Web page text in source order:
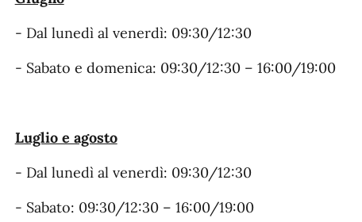
- Dal lunedì al venerdì: 09:30/12:30
- Sabato e domenica: 09:30/12:30 – 16:00/19:00
Luglio e agosto
- Dal lunedì al venerdì: 09:30/12:30
- Sabato: 09:30/12:30 – 16:00/19:00